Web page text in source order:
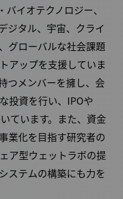
イオテクノロジー、
ジタル、宇宙、クライ
グローバルな社会課題
アップを支援していま
つメンバーを擁し、会
投資を行い、IPOや
ています。また、資金
業化を目指す研究者の
ア型ウェットラボの提
ステムの構築にも力を